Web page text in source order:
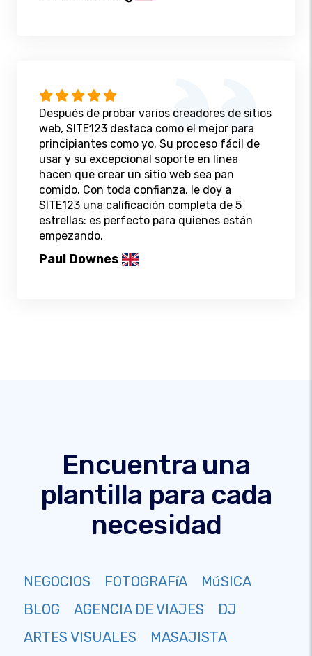
Después de probar varios creadores de sitios
web, SITE123 destaca como el mejor para
principiantes como yo. Su proceso fácil de
usar y su excepcional soporte en línea
hacen que crear un sitio web sea pan
comido. Con toda confianza, le doy a
SITE123 una calificación completa de 5
estrellas: es perfecto para quienes están
empezando.
Paul Downes
Encuentra una
plantilla para cada
necesidad
NEGOCIOS FOTOGRAFíA
MúSICA
BLOG
AGENCIA DE VIAJES
DJ
ARTES VISUALES
MASAJISTA